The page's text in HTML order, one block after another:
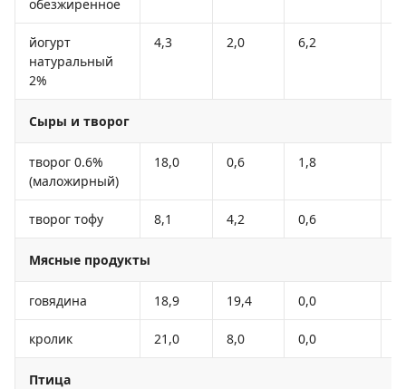
обезжиренное
йогурт
натуральный
2%
4,3 2,0 6,2
Сыры и творог
творог 0.6%
(маложирный)
18,0 0,6 1,8
творог тофу 8,1 4,2 0,6
Мясные продукты
говядина 18,9 19,4 0,0
кролик 21,0 8,0 0,0
Птица